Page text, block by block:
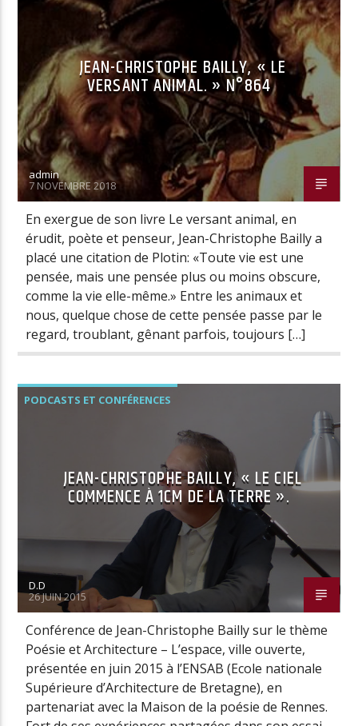
JEAN-CHRISTOPHE BAILLY, « LE
VERSANT ANIMAL. » N°864
admin
7 NOVEMBRE 2018
En exergue de son livre Le versant animal, en
érudit, poète et penseur, Jean-Christophe Bailly a
placé une citation de Plotin: «Toute vie est une
pensée, mais une pensée plus ou moins obscure,
comme la vie elle-même.» Entre les animaux et
nous, quelque chose de cette pensée passe par le
regard, troublant, gênant parfois, toujours […]
PODCASTS ET CONFÉRENCES
JEAN-CHRISTOPHE BAILLY, « LE CIEL
COMMENCE À 1CM DE LA TERRE ».
D.D
26 JUIN 2015
Conférence de Jean-Christophe Bailly sur le thème
Poésie et Architecture – L’espace, ville ouverte,
présentée en juin 2015 à l’ENSAB (Ecole nationale
Supérieure d’Architecture de Bretagne), en
partenariat avec la Maison de la poésie de Rennes.